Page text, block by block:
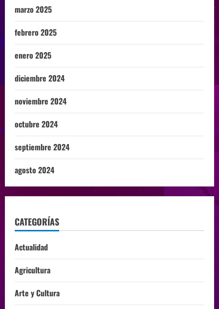
marzo 2025
febrero 2025
enero 2025
diciembre 2024
noviembre 2024
octubre 2024
septiembre 2024
agosto 2024
CATEGORÍAS
Actualidad
Agricultura
Arte y Cultura